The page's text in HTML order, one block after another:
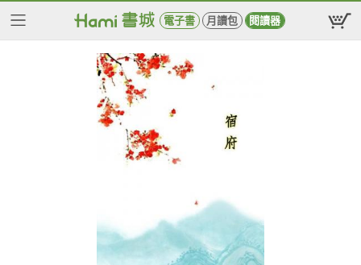
電子書 月讀包 閱讀器